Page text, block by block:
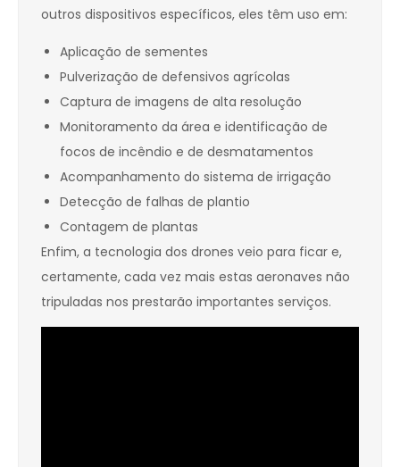
outros dispositivos específicos, eles têm uso em:
Aplicação de sementes
Pulverização de defensivos agrícolas
Captura de imagens de alta resolução
Monitoramento da área e identificação de
focos de incêndio e de desmatamentos
Acompanhamento do sistema de irrigação
Detecção de falhas de plantio
Contagem de plantas
Enfim, a tecnologia dos drones veio para ficar e,
certamente, cada vez mais estas aeronaves não
tripuladas nos prestarão importantes serviços.